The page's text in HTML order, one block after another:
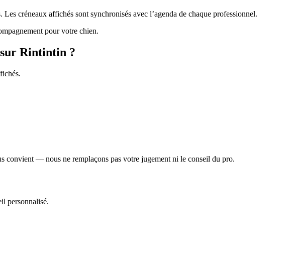
créneaux affichés sont synchronisés avec l’agenda de chaque professionnel.
pour votre chien.
Rintintin ?
convient — nous ne remplaçons pas votre jugement ni le conseil du pro.
personnalisé.